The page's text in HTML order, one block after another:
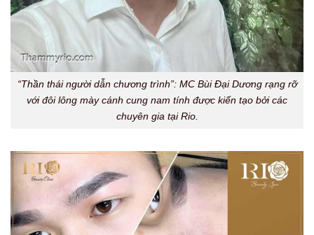
“Thần thái người dẫn chương trình”: MC Bùi Đại Dương rạng rỡ
với đôi lông mày cánh cung nam tính được kiến tạo bởi các
chuyên gia tại Rio.